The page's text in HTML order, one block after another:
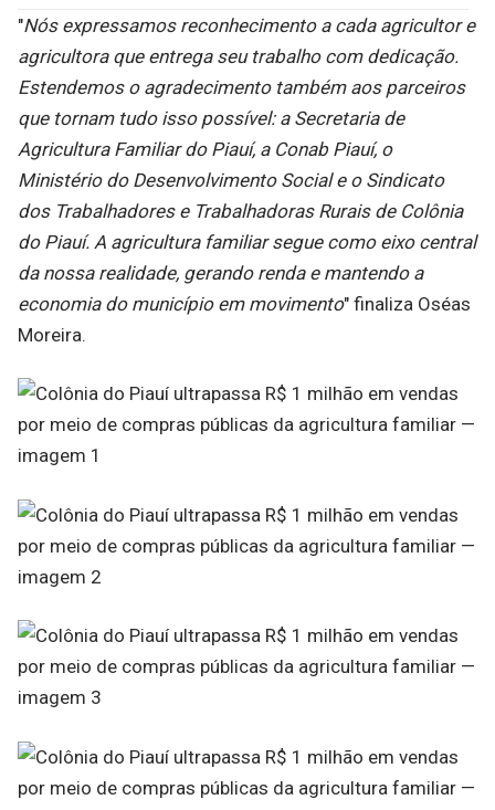
"Nós expressamos reconhecimento a cada agricultor e
agricultora que entrega seu trabalho com dedicação.
Estendemos o agradecimento também aos parceiros
que tornam tudo isso possível: a Secretaria de
Agricultura Familiar do Piauí, a Conab Piauí, o
Ministério do Desenvolvimento Social e o Sindicato
dos Trabalhadores e Trabalhadoras Rurais de Colônia
do Piauí. A agricultura familiar segue como eixo central
da nossa realidade, gerando renda e mantendo a
economia do município em movimento" finaliza Oséas
Moreira.